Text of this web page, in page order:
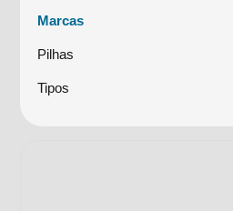
Marcas
Pilhas
Tipos